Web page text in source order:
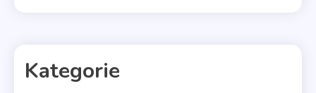
Kategorie